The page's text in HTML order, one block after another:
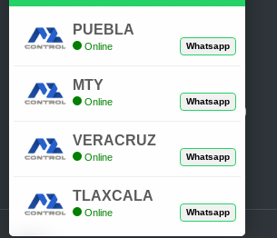
ventas@azcontrolpuebla.com
Poniente. 7 469, Centro, 94370
Orizaba, Veracruz
PUEBLA
Online Whatsapp
MTY
Online Whatsapp
VERACRUZ
Online Whatsapp
TLAXCALA
Online Whatsapp